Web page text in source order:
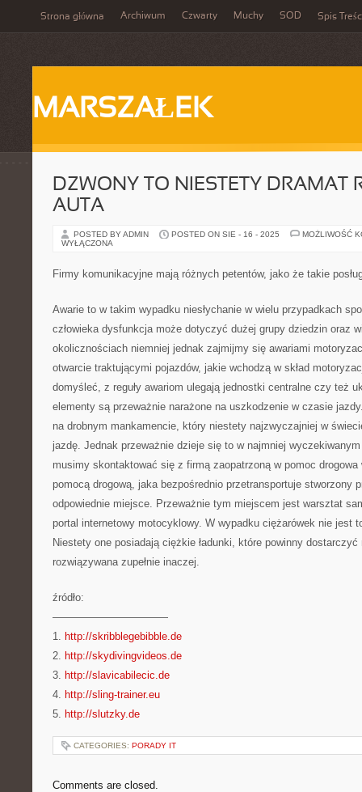
Strona główna Archiwum Czwarty Muchy SOD Spis
MARSZAŁEK
DZWONY TO NIESTETY DRAMAT
AUTA
POSTED BY ADMIN POSTED ON SIE - 16 - 2025
MOŻLIWOŚĆ
WYŁĄCZONA
Firmy komunikacyjne mają różnych petentów, jako że takie
Awarie to w takim wypadku niesłychanie w wielu przypadkach
człowieka dysfunkcja może dotyczyć dużej grupy dziedzin oraz
okolicznościach niemniej jednak zajmijmy się awariami
otwarcie traktującymi pojazdów, jakie wchodzą w skład
domyśleć, z reguły awariom ulegają jednostki centralne czy też
elementy są przeważnie narażone na uszkodzenie w czasie
na drobnym mankamencie, który niestety najzwyczajniej w
jazdę. Jednak przeważnie dzieje się to w najmniej
musimy skontaktować się z firmą zaopatrzoną w pomoc drogowa
pomocą drogową, jaka bezpośrednio przetransportuje stworzony
odpowiednie miejsce. Przeważnie tym miejscem jest warsztat
portal internetowy motocyklowy. W wypadku ciężarówek nie jest
Niestety one posiadają ciężkie ładunki, które powinny
rozwiązywana zupełnie inaczej.
źródło:
———————————
1. http://skribblegebibble.de
2. http://skydivingvideos.de
3. http://slavicabilecic.de
4. http://sling-trainer.eu
5. http://slutzky.de
CATEGORIES: PORADY IT
Comments are closed.